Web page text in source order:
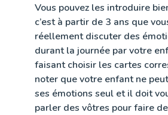
Vous pouvez les introduire
c’est à partir de 3 ans que
réellement discuter des
durant la journée par votre
faisant choisir les cartes
noter que votre enfant ne
ses émotions seul et il doit
parler des vôtres pour faire